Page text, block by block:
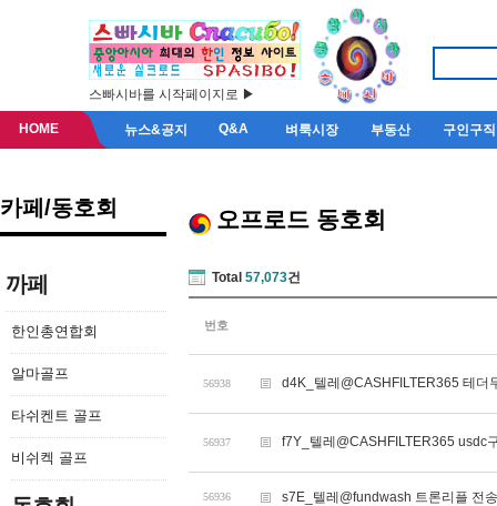
스빠시바를 시작페이지로 ▶
HOME 뉴스&공지 Q&A 벼룩시장 부동산 구인구직
카페/동호회
까페
한인총연합회
알마골프
타쉬켄트 골프
비쉬켁 골프
오프로드 동호회
Total 57,073건
번호
56938 d4K_텔레@CASHFILTER365 테더
56937 f7Y_텔레@CASHFILTER365 usdc
56936 s7E_텔레@fundwash 트론리플 전